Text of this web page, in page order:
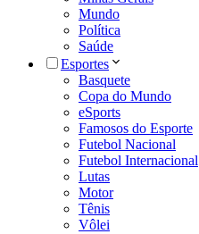
Mundo
Política
Saúde
Esportes
Basquete
Copa do Mundo
eSports
Famosos do Esporte
Futebol Nacional
Futebol Internacional
Lutas
Motor
Tênis
Vôlei